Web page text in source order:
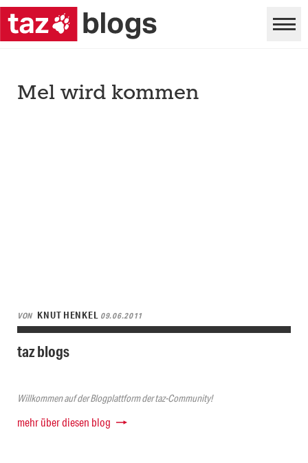
Mel wird kommen
VON KNUT HENKEL 09.06.2011
taz blogs
Willkommen auf der Blogplattform der taz-Community!
mehr über diesen blog